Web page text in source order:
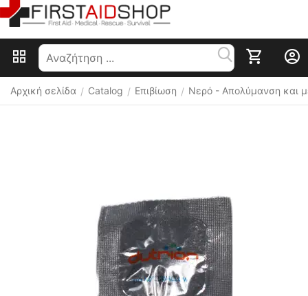
Αρχική σελίδα / Catalog / Επιβίωση / Nερό - Απολύμανση και